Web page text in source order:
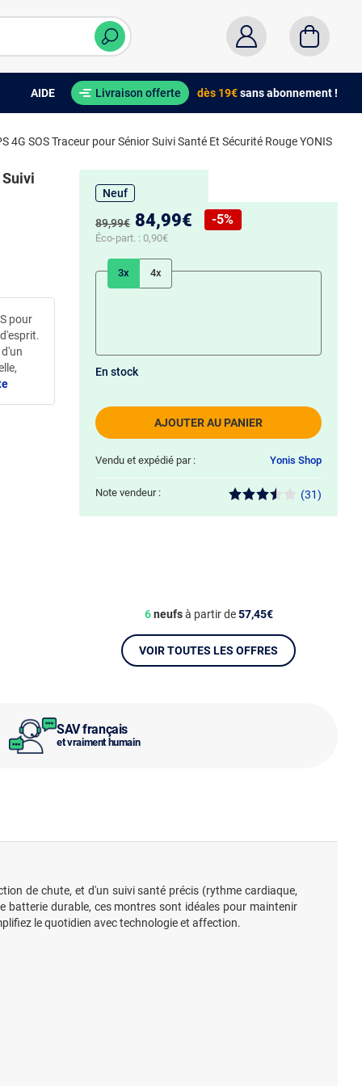
AIDE Livraison offerte dès 19€sans abonnement !
4G SOS Traceur pour Sénior Suivi Santé Et Sécurité Rouge YONIS
SAV français
et vraiment humain
pour
Neuf
Ancien prix :
89,99€ Nouveau prix :
84,99€
Réduction de :
-5%
Éco-part. : 0,90€
3x 4x
AJOUTER AU PANIER
En stock
Vendu et expédié par : Yonis Shop
Note vendeur : (31)
6neufsà partir de57,45€
VOIR TOUTES LES OFFRES
de chute, et d'un suivi santé précis (rythme cardiaque,
batterie durable, ces montres sont idéales pour maintenir
le quotidien avec technologie et affection.